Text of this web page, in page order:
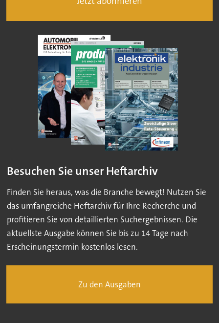
Besuchen Sie unser Heftarchiv
Finden Sie heraus, was die Branche bewegt! Nutzen Sie
das umfangreiche Heftarchiv für Ihre Recherche und
profitieren Sie von detaillierten Suchergebnissen. Die
aktuellste Ausgabe können Sie bis zu 14 Tage nach
Erscheinungstermin kostenlos lesen.
Zu den Ausgaben